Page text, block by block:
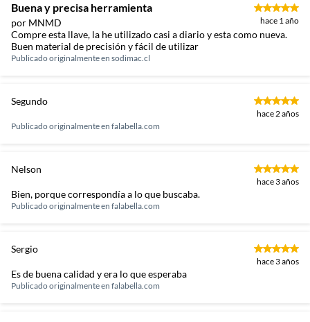
Buena y precisa herramienta
por MNMD hace 1 año
Compre esta llave, la he utilizado casi a diario y esta como nueva.
Buen material de precisión y fácil de utilizar
Publicado originalmente en sodimac.cl
Segundo
hace 2 años
Publicado originalmente en falabella.com
Nelson
hace 3 años
Bien, porque correspondía a lo que buscaba.
Publicado originalmente en falabella.com
Sergio
hace 3 años
Es de buena calidad y era lo que esperaba
Publicado originalmente en falabella.com